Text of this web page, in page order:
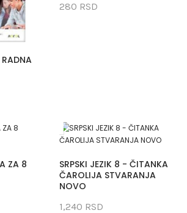
280 RSD
ZA 8
SRPSKI JEZIK 8 - ČITANKA
ČAROLIJA STVARANJA
NOVO
1,240 RSD